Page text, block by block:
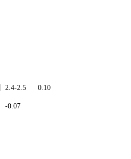
2.4-2.5
0.10
-0.07